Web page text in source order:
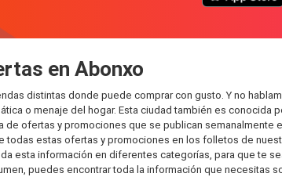
en Abonxo
distintas donde puede comprar con gusto. Y no
o menaje del hogar. Esta ciudad también es
de ofertas y promociones que se publican
todas estas ofertas y promociones en los folletos de
esta información en diferentes categorías, para que te
puedes encontrar toda la información que